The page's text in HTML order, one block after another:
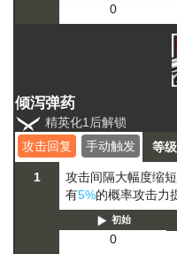
0
倾泻弹药
精英化1后解锁
攻击回复
手动触发 等级
1
攻击间隔大幅度缩
有5%的概率攻击力
初始
0